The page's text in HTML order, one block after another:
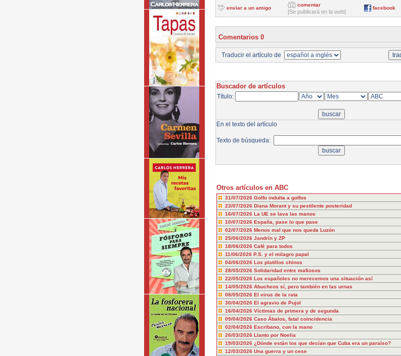
enviar a un amigo
comentar
[Se publicará en la web]
facebook
Comentarios 0
Traducir el artículo de
Buscador de artículos
Título:
En el texto del artículo
Texto de búsqueda:
Otros artículos en ABC
31/07/2026 Golfo indulta a golfos
23/07/2026 Diana Morant y su pestilente posteridad
16/07/2026 La UE se lava las manos
10/07/2026 España, pase lo que pase
02/07/2026 Menos mal que nos queda Luzón
25/06/2026 Jandrín y ZP
18/06/2026 Café para todos
11/06/2026 P.S. y el milagro papal
04/06/2026 Los platillos chinos
28/05/2026 Solidaridad entre mafiosos
22/05/2026 Los españoles no merecemos una situación así
14/05/2026 Abucheos sí, pero también en las urnas
08/05/2026 El virus de la rata
30/04/2026 El agravio de Pujol
16/04/2026 Víctimas de primera y de segunda
09/04/2026 Caso Ábalos, fatal coincidencia
02/04/2026 Escribano, con la mano
26/03/2026 Llanto por Noelia
19/03/2026 ¿Dónde están los que decían que Cuba era un paraíso?
12/03/2026 Una guerra y un cese